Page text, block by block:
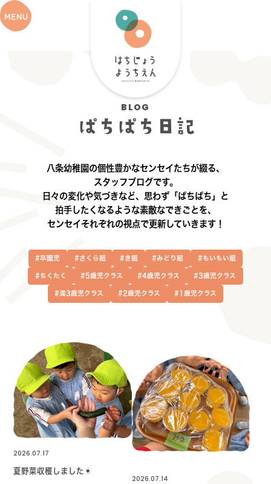
BLOG
ぱちぱち日記
八条幼稚園の個性豊かなセンセイたちが綴る、
スタッフブログです。
日々の変化や気づきなど、思わず「ぱちぱち」と
拍手したくなるような素敵なできごとを、
センセイそれぞれの視点で更新していきます！
#卒園児 #さくら組 #き組 #みどり組 #もいもい組
#ちくたく #5歳児クラス #4歳児クラス #3歳児クラス
#満3歳児クラス #2歳児クラス #1歳児クラス
2026.07.17
夏野菜収穫しました☀
2026.07.14